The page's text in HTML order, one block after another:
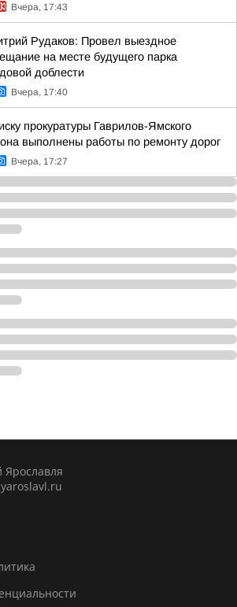
Вчера, 17:43
Рудаков: Провел выездное
на месте будущего парка
доблести
Вчера, 17:40
прокуратуры Гаврилов-Ямского
выполнены работы по ремонту дорог
Вчера, 17:27
Ярославля